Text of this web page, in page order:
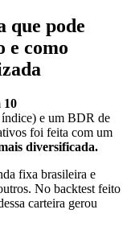
que pode
e como
10
e um BDR de
foi feita com um
diversificada.
fixa brasileira e
No backtest feito
carteira gerou